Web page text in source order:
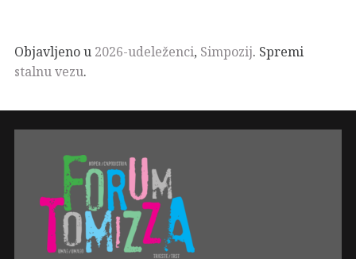
Objavljeno u 2026-udeleženci, Simpozij. Spremi
stalnu vezu.